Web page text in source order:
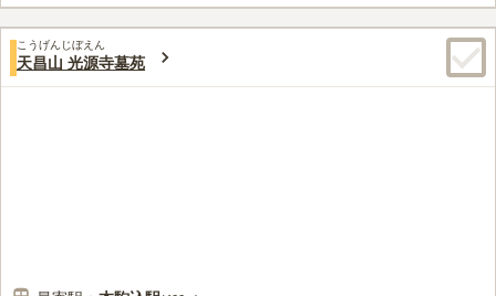
みんなの評価
4.4 口コミ2件
50代男性
徒歩10分程度の場所に料亭（割烹かねこ）があって、法要後の食
事会に使っています。和室の中にテーブルを並べて椅子に着席する形式な
ので、足が悪い高齢者の人でも対応しやすいと思います。
こうげんじぼえん
天昌山 光源寺墓苑